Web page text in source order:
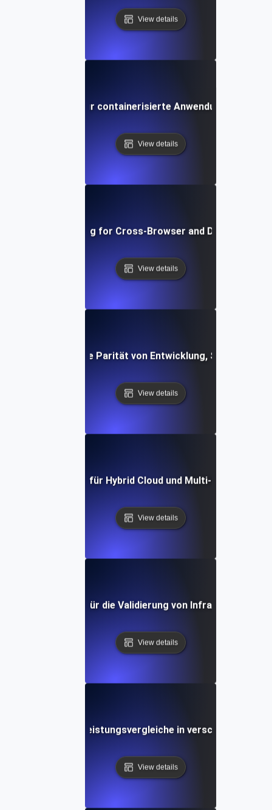
View details
für containerisierte Anwendungen in
View details
Environment Testing for Cross-Browser and Device
View details
für die Parität von Entwicklung, Staging und
View details
Umwelttests für Hybrid Cloud und Multi-Cloud-
View details
Umgebungstest für die Validierung von Infrastruktur als
View details
Umwelttests für Leistungsvergleiche in verschiedenen
View details